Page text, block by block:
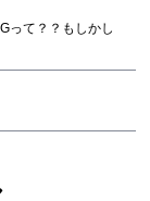
って？？もしかし